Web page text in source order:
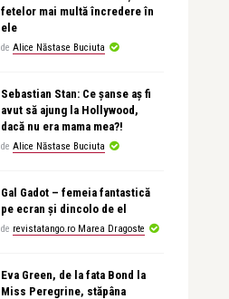
fetelor mai multă încredere în
ele
de Alice Năstase Buciuta
Sebastian Stan: Ce șanse aș fi
avut să ajung la Hollywood,
dacă nu era mama mea?!
de Alice Năstase Buciuta
Gal Gadot – femeia fantastică
pe ecran și dincolo de el
de revistatango.ro Marea Dragoste
Eva Green, de la fata Bond la
Miss Peregrine, stăpâna